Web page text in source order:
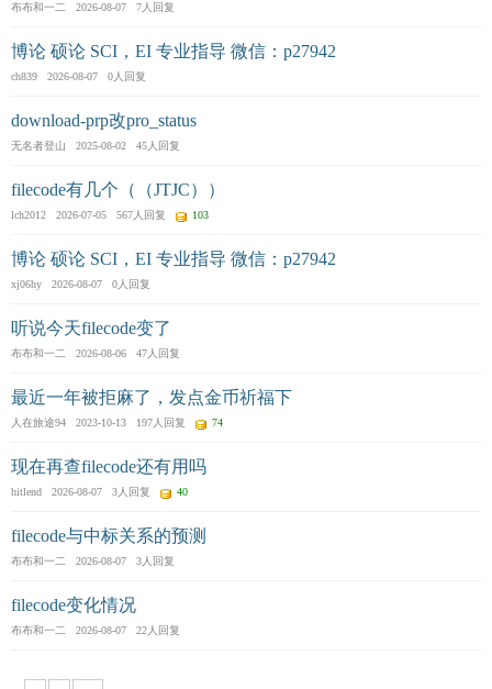
布布和一二 2026-08-07 7人回复
博论 硕论 SCI，EI 专业指导 微信：p27942
ch839 2026-08-07 0人回复
download-prp改pro_status
无名者登山 2025-08-02 45人回复
filecode有几个（（JTJC））
lch2012 2026-07-05 567人回复 103
博论 硕论 SCI，EI 专业指导 微信：p27942
xj06hy 2026-08-07 0人回复
听说今天filecode变了
布布和一二 2026-08-06 47人回复
最近一年被拒麻了，发点金币祈福下
人在旅途94 2023-10-13 197人回复 74
现在再查filecode还有用吗
hitlend 2026-08-07 3人回复 40
filecode与中标关系的预测
布布和一二 2026-08-07 3人回复
filecode变化情况
布布和一二 2026-08-07 22人回复